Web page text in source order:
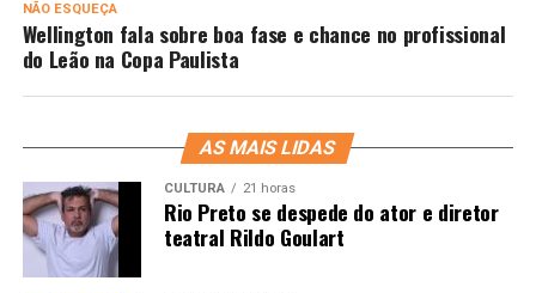
NÃO ESQUEÇA
Wellington fala sobre boa fase e chance no profissional
do Leão na Copa Paulista
AS MAIS LIDAS
CULTURA 21 horas
Rio Preto se despede do ator e diretor
teatral Rildo Goulart